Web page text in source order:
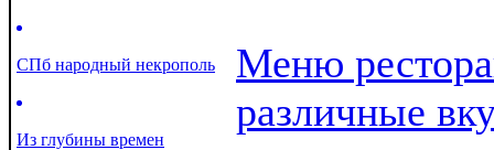
СПб народный некрополь
Из глубины времен
Меню
различные